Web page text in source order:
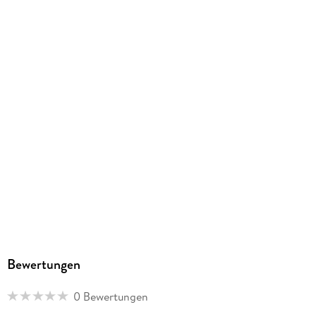
Bewertungen
0 Bewertungen